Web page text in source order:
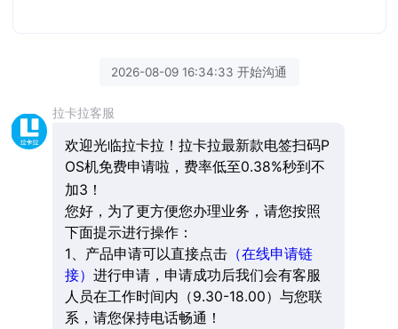
2026-08-09 16:34:33 开始沟通
拉卡拉客服
欢迎光临拉卡拉！拉卡拉最新款电签扫码P
OS机免费申请啦，费率低至0.38%秒到不
加3！
您好，为了更方便您办理业务，请您按照
下面提示进行操作：
1、产品申请可以直接点击（在线申请链
接） 进行申请，申请成功后我们会有客服
人员在工作时间内（9.30-18.00）与您联
系，请您保持电话畅通！